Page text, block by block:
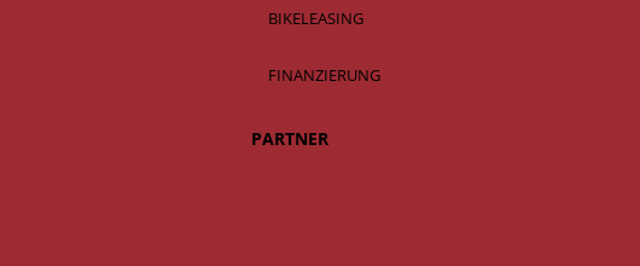
BIKELEASING
FINANZIERUNG
PARTNER